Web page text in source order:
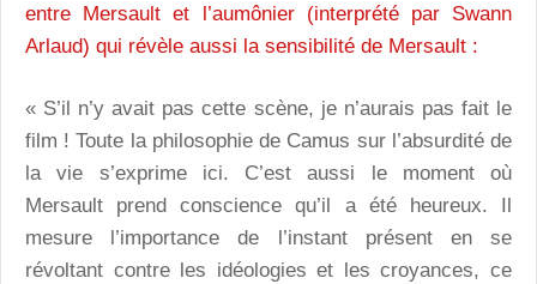
entre Mersault et l’aumônier (interprété par Swann
Arlaud) qui révèle aussi la sensibilité de Mersault :
« S’il n’y avait pas cette scène, je n’aurais pas fait le
film ! Toute la philosophie de Camus sur l’absurdité de
la vie s’exprime ici. C’est aussi le moment où
Mersault prend conscience qu’il a été heureux. Il
mesure l’importance de l’instant présent en se
révoltant contre les idéologies et les croyances, ce